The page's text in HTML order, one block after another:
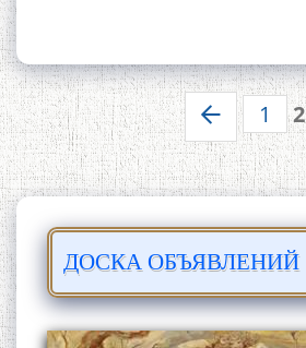
Страницы 1 2
ДОСКА ОБЪЯВЛЕНИЙ
МАВЛОНО ҶАЛОЛИДДИНИ
БАЛХӢ БУЗУРГТАРИН
МУТАФАККИР ВА ОРИФИ
ЗАБОНУ АДАБИ ТОҶИК
به عبارت دیگر: گفتگو با مومن
قناعت Mumin Qanoat